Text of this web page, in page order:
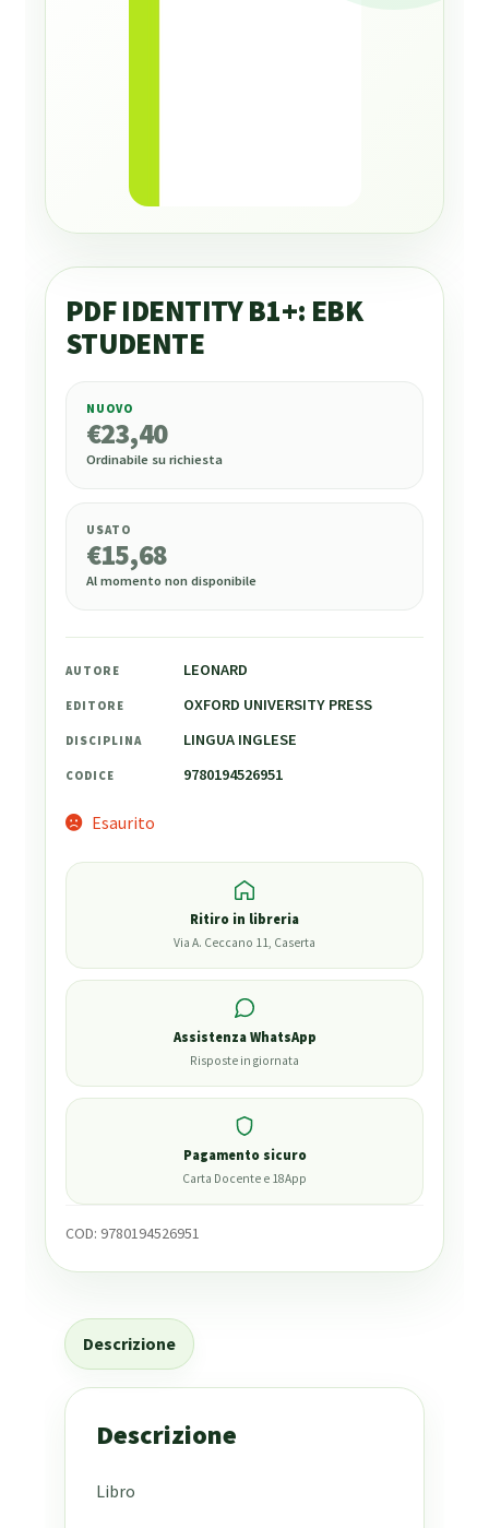
PDF IDENTITY B1+: EBK
STUDENTE
23,40
NUOVO
€23,40
Ordinabile su richiesta
USATO
€15,68
Al momento non disponibile
AUTORE LEONARD
EDITORE OXFORD UNIVERSITY PRESS
DISCIPLINA LINGUA INGLESE
CODICE 9780194526951
Esaurito
Ritiro in libreria
Via A. Ceccano 11, Caserta
Assistenza WhatsApp
Risposte in giornata
Pagamento sicuro
Carta Docente e 18App
COD: 9780194526951
Descrizione
Descrizione
Libro